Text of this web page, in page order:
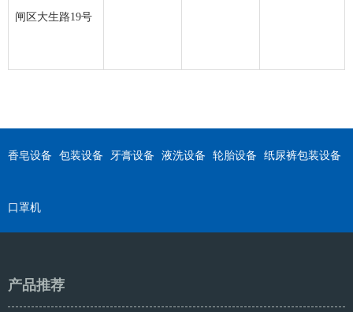
闸区大生路19号
香皂设备 包装设备 牙膏设备 液洗设备 轮胎设备 纸尿裤包装设备
口罩机
产品推荐